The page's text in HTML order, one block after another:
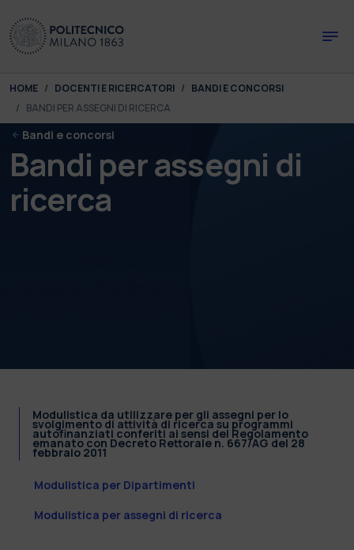
You are here:
HOME DOCENTI E RICERCATORI
BANDI E CONCORSI
BANDI PER ASSEGNI DI RICERCA
Bandi e concorsi
Bandi per assegni di
ricerca
Modulistica da utilizzare per gli assegni per lo
svolgimento di attività di ricerca su programmi
autofinanziati conferiti ai sensi del Regolamento
emanato con Decreto Rettorale n. 667/AG del 28
febbraio 2011
Modulistica per Dipartimenti
Modulistica per assegni di ricerca